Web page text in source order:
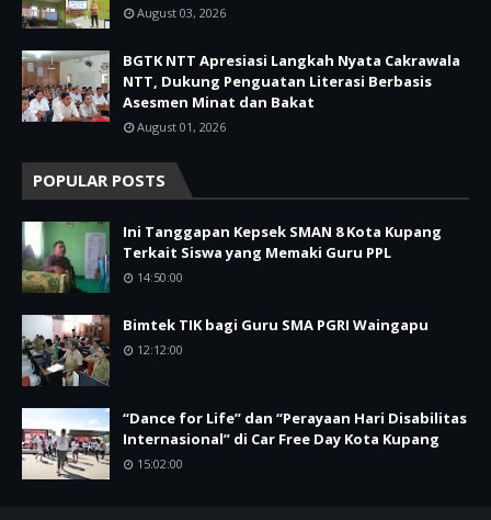
August 03, 2026
BGTK NTT Apresiasi Langkah Nyata Cakrawala
NTT, Dukung Penguatan Literasi Berbasis
Asesmen Minat dan Bakat
August 01, 2026
POPULAR POSTS
Ini Tanggapan Kepsek SMAN 8 Kota Kupang
Terkait Siswa yang Memaki Guru PPL
14:50:00
Bimtek TIK bagi Guru SMA PGRI Waingapu
12:12:00
“Dance for Life” dan “Perayaan Hari Disabilitas
Internasional” di Car Free Day Kota Kupang
15:02:00